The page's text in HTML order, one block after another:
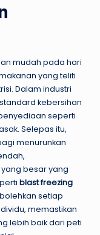
mudah pada hari
yang teliti
Dalam industri
kebersihan
seperti
Selepas itu,
menurunkan
besar yang
blast freezing
setiap
memastikan
lebih baik dari peti